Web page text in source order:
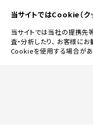
当サイトではCookie（ク
当サイトでは当社の提携先
査・分析したり、 お客様にお
Cookieを使用する場合があ